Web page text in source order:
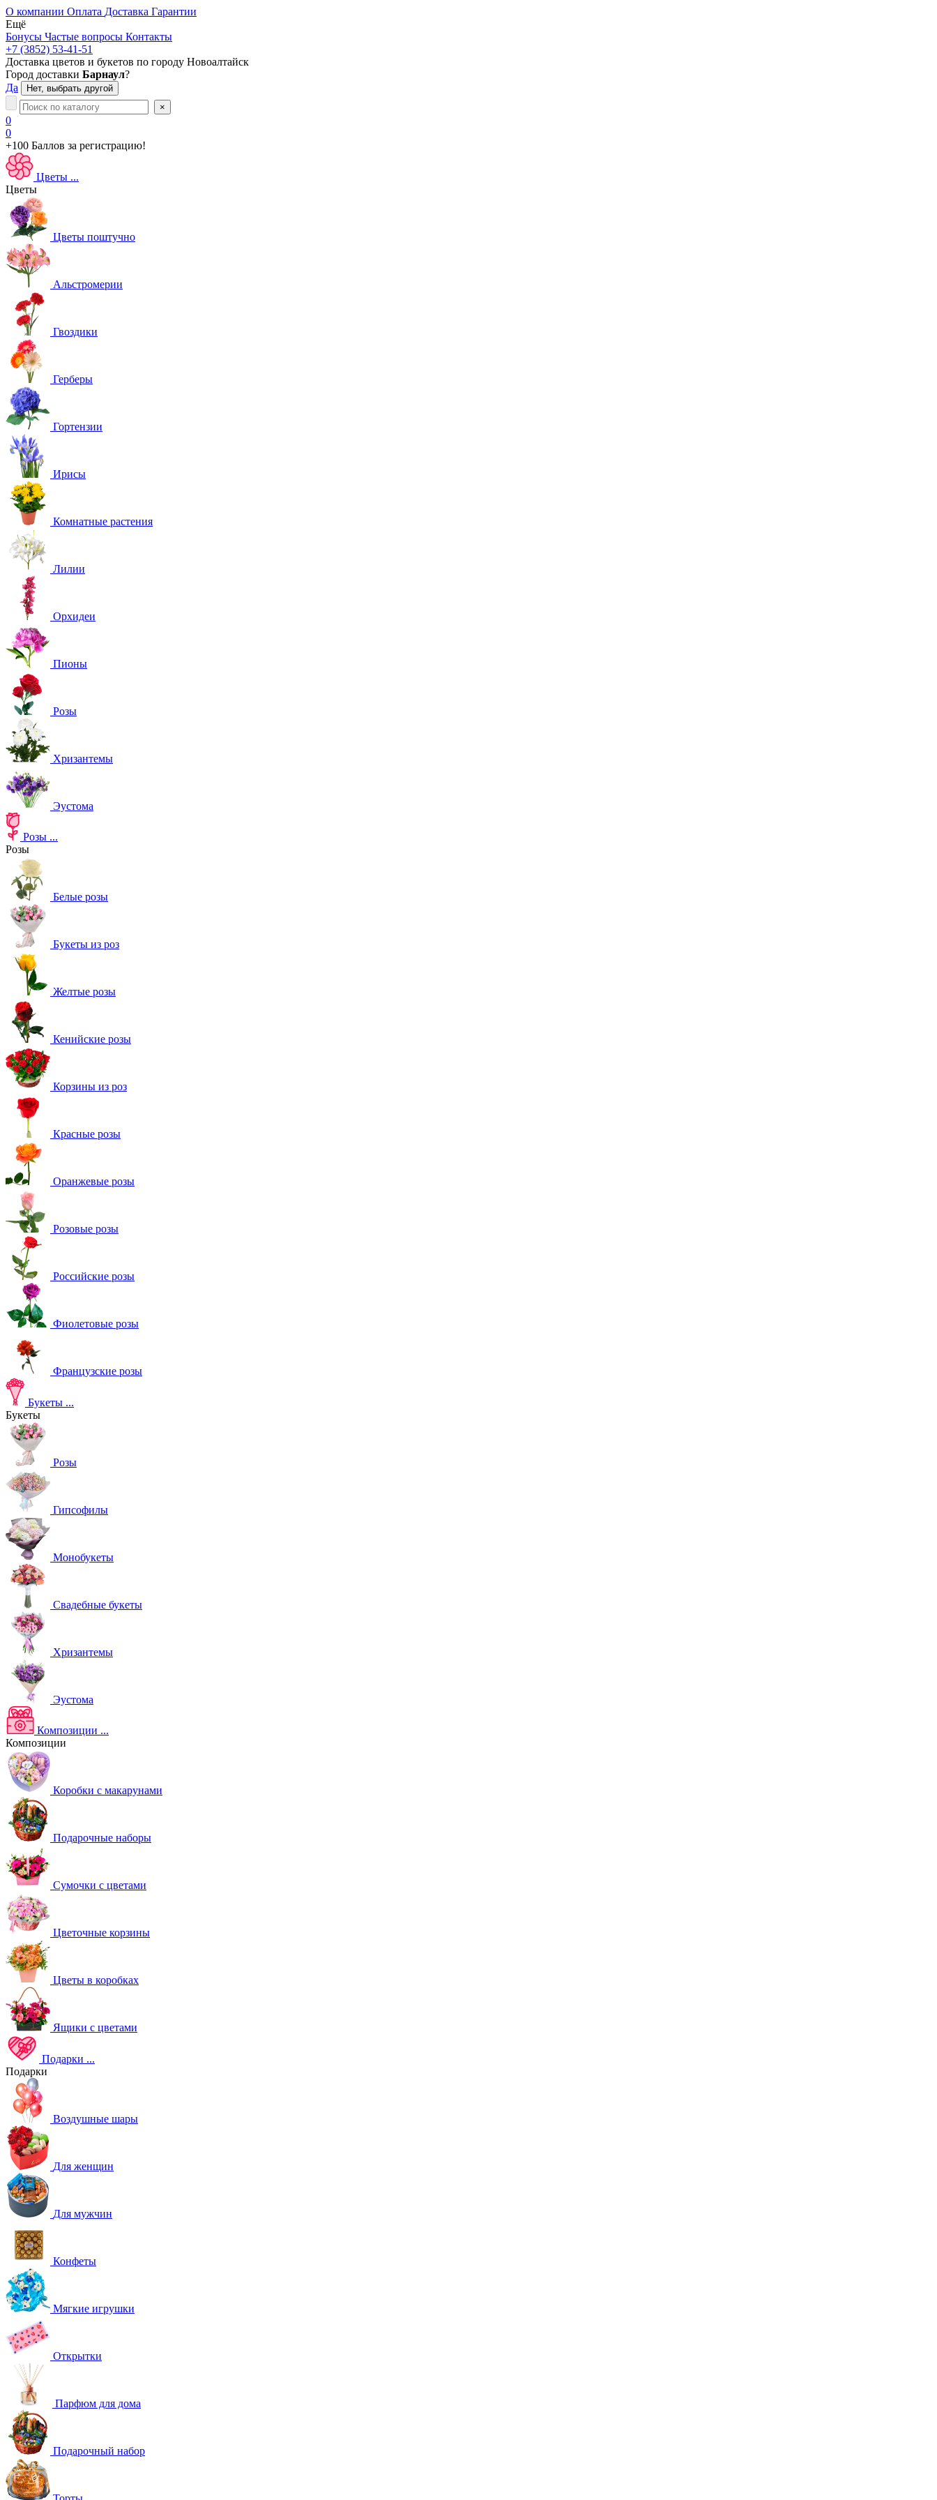
О компании Оплата Доставка Гарантии
Ещё
Бонусы Частые вопросы Контакты
+7 (3852) 53-41-51
Доставка цветов и букетов по городу Новоалтайск
Город доставки Барнаул?
Да
Нет, выбрать другой
×
0
0
+100 Баллов за регистрацию!
Цветы ...
Цветы
Цветы поштучно
Альстромерии
Гвоздики
Герберы
Гортензии
Ирисы
Комнатные растения
Лилии
Орхидеи
Пионы
Розы
Хризантемы
Эустома
Розы ...
Розы
Белые розы
Букеты из роз
Желтые розы
Кенийские розы
Корзины из роз
Красные розы
Оранжевые розы
Розовые розы
Российские розы
Фиолетовые розы
Французские розы
Букеты ...
Букеты
Розы
Гипсофилы
Монобукеты
Свадебные букеты
Хризантемы
Эустома
Композиции ...
Композиции
Коробки с макарунами
Подарочные наборы
Сумочки с цветами
Цветочные корзины
Цветы в коробках
Ящики с цветами
Подарки ...
Подарки
Воздушные шары
Для женщин
Для мужчин
Конфеты
Мягкие игрушки
Открытки
Парфюм для дома
Подарочный набор